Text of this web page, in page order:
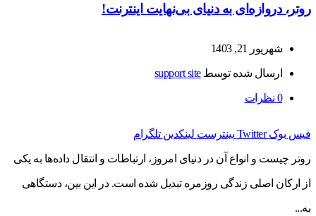
روتر، دروازه‌ای به دنیای بی‌نهایت اینترنت!
شهریور 21, 1403
ارسال شده توسطsupport site
0 نظرات
فیس بوک Twitter پینترست لینکدین تلگرام
روتر چیست و انواع آن در دنیای امروز، ارتباطات و انتقال داده‌ها به یکی
از ارکان اصلی زندگی روزمره تبدیل شده است. در این بین، دستگاهی
به...